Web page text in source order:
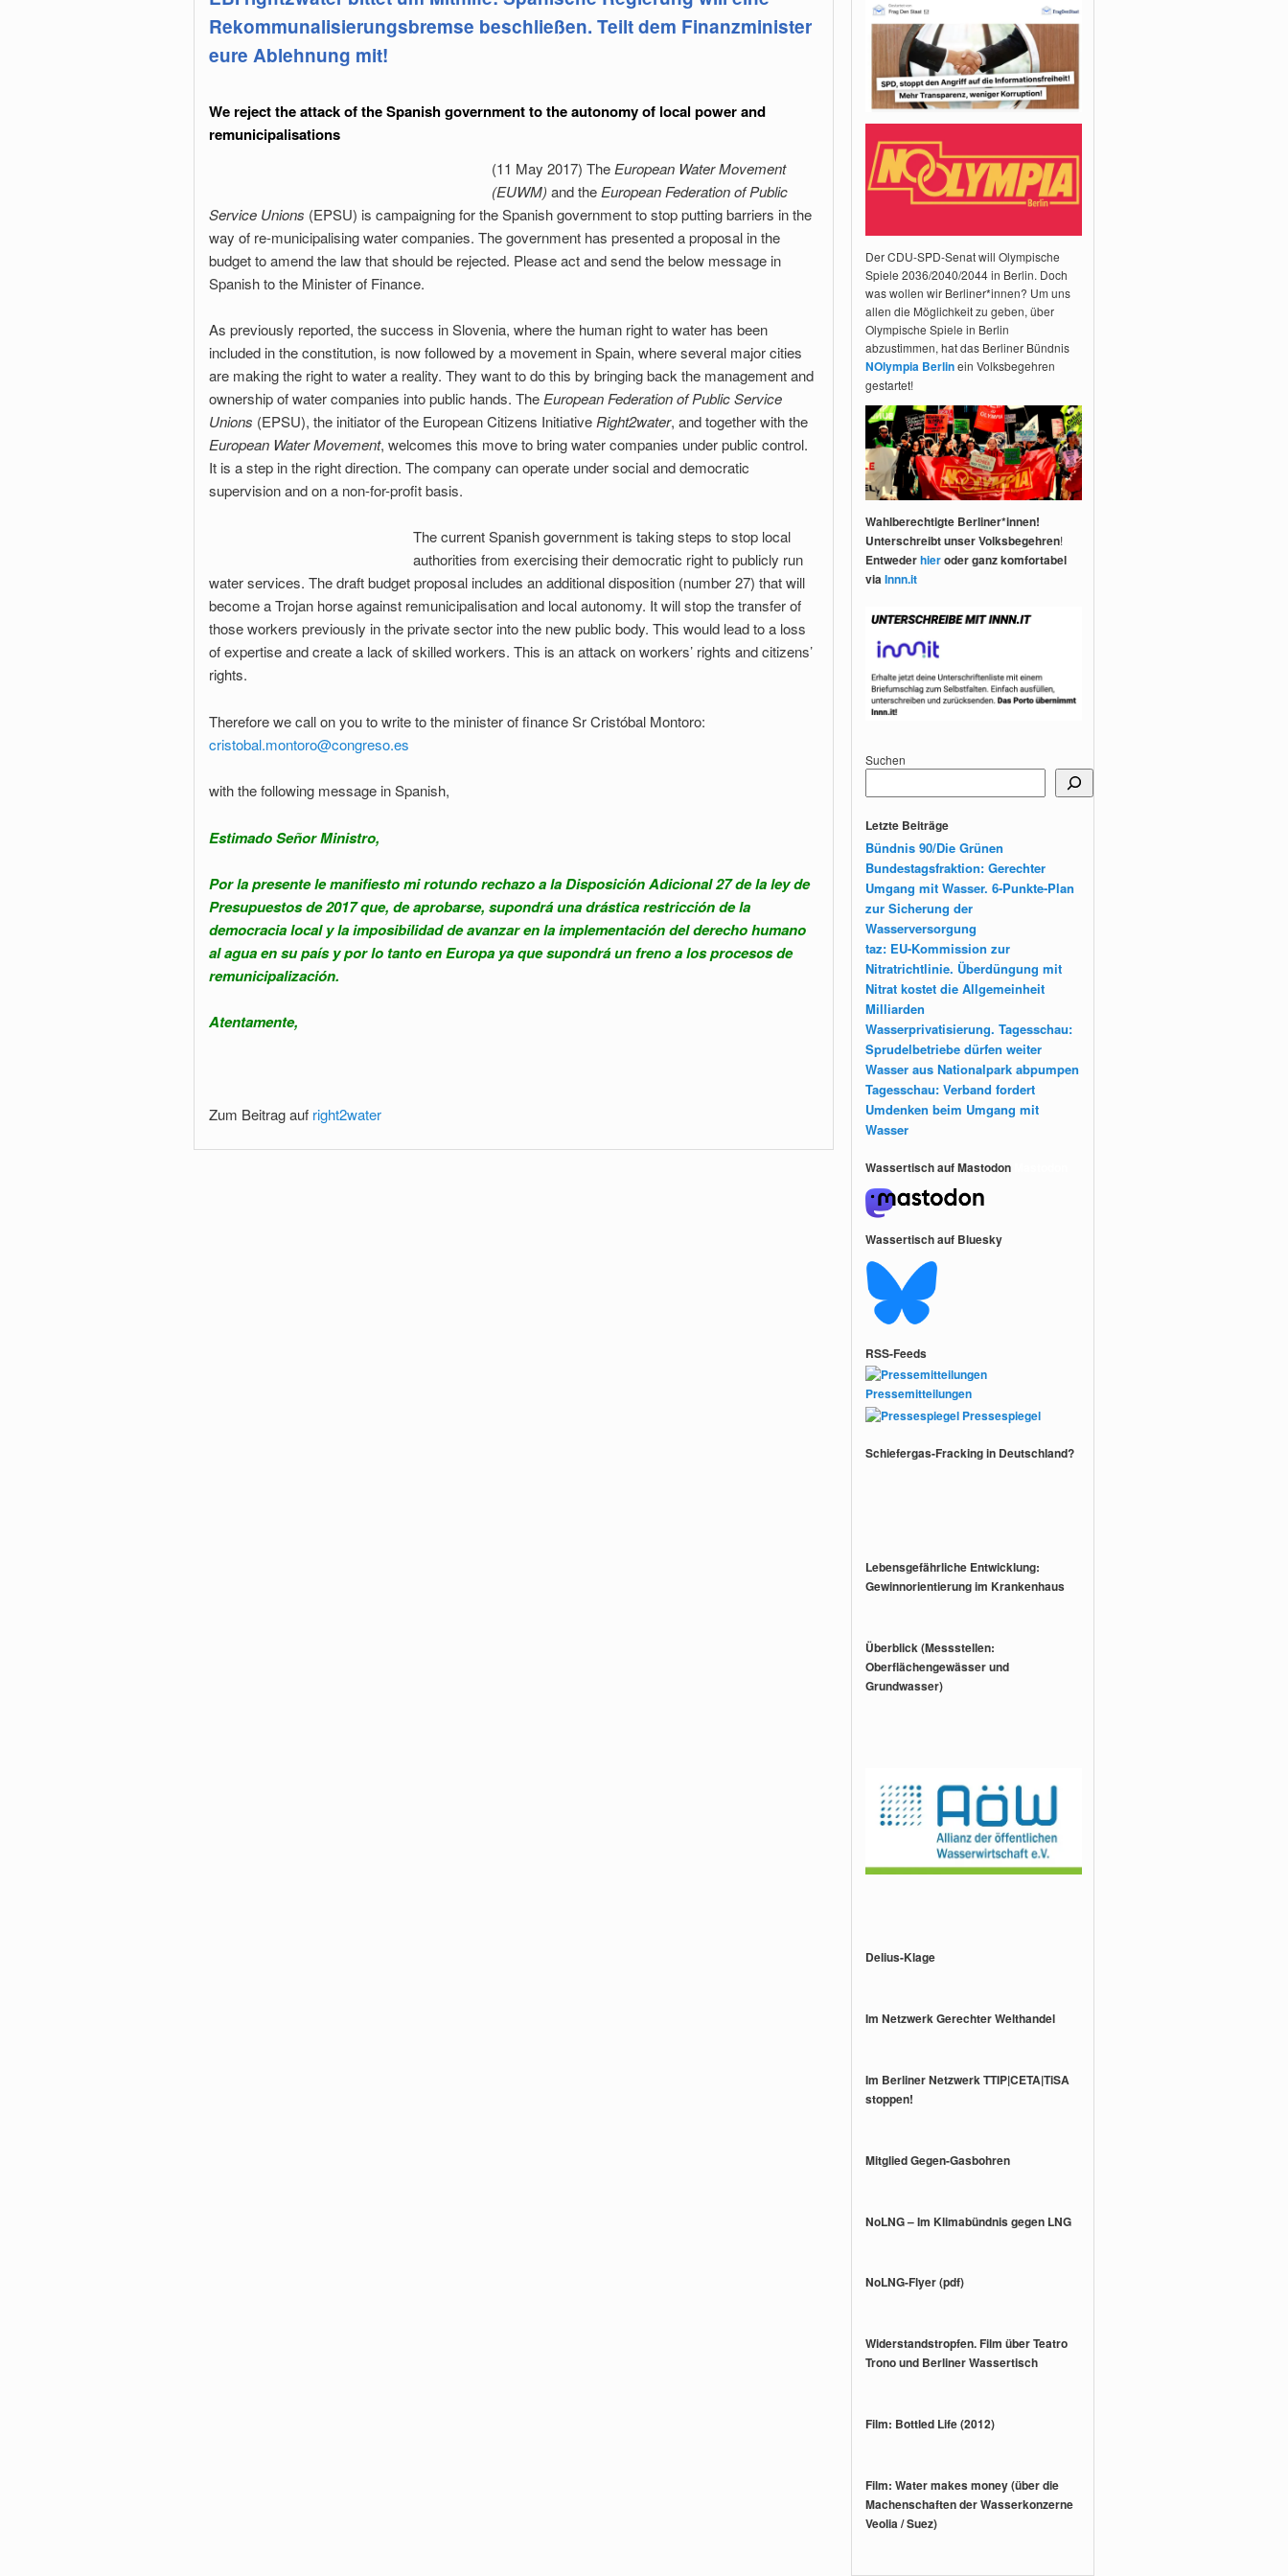
Rekommunalisierungsbremse beschließen. Teilt dem Finanzminister
eure Ablehnung mit!
We reject the attack of the Spanish government to the autonomy of local power and
remunicipalisations
(11 May 2017) The European Water Movement
(EUWM) and the European Federation of Public
Service Unions (EPSU) is campaigning for the Spanish government to stop putting barriers in the
way of re-municipalising water companies. The government has presented a proposal in the
budget to amend the law that should be rejected. Please act and send the below message in
Spanish to the Minister of Finance.
As previously reported, the success in Slovenia, where the human right to water has been
included in the constitution, is now followed by a movement in Spain, where several major cities
are making the right to water a reality. They want to do this by bringing back the management and
ownership of water companies into public hands. The European Federation of Public Service
Unions (EPSU), the initiator of the European Citizens Initiative Right2water, and together with the
European Water Movement, welcomes this move to bring water companies under public control.
It is a step in the right direction. The company can operate under social and democratic
supervision and on a non-for-profit basis.
The current Spanish government is taking steps to stop local
authorities from exercising their democratic right to publicly run
water services. The draft budget proposal includes an additional disposition (number 27) that will
become a Trojan horse against remunicipalisation and local autonomy. It will stop the transfer of
those workers previously in the private sector into the new public body. This would lead to a loss
of expertise and create a lack of skilled workers. This is an attack on workers’ rights and citizens’
rights.
Therefore we call on you to write to the minister of finance Sr Cristóbal Montoro:
cristobal.montoro@congreso.es
with the following message in Spanish,
Estimado Señor Ministro,
Por la presente le manifiesto mi rotundo rechazo a la Disposición Adicional 27 de la ley de
Presupuestos de 2017 que, de aprobarse, supondrá una drástica restricción de la
democracia local y la imposibilidad de avanzar en la implementación del derecho humano
al agua en su país y por lo tanto en Europa ya que supondrá un freno a los procesos de
remunicipalización.
Atentamente,
Zum Beitrag auf right2water
Der CDU-SPD-Senat will Olympische
Spiele 2036/2040/2044 in Berlin. Doch
was wollen wir Berliner*innen? Um uns
allen die Möglichkeit zu geben, über
Olympische Spiele in Berlin
abzustimmen, hat das Berliner Bündnis
NOlympia Berlinein Volksbegehren
gestartet!
Wahlberechtigte Berliner*innen!
Unterschreibt unser Volksbegehren!
Entwederhieroder ganz komfortabel
viaInnn.it
Suchen
Letzte Beiträge
Bündnis 90/Die Grünen
Bundestagsfraktion: Gerechter
Umgang mit Wasser. 6-Punkte-Plan
zur Sicherung der
Wasserversorgung
taz: EU-Kommission zur
Nitratrichtlinie. Überdüngung mit
Nitrat kostet die Allgemeinheit
Milliarden
Wasserprivatisierung. Tagesschau:
Sprudelbetriebe dürfen weiter
Wasser aus Nationalpark abpumpen
Tagesschau: Verband fordert
Umdenken beim Umgang mit
Wasser
Wassertisch auf Mastodon
Wassertisch auf Bluesky
RSS-Feeds
Pressemitteilungen
Pressespiegel
Schiefergas-Fracking in Deutschland?
Lebensgefährliche Entwicklung:
Gewinnorientierung im Krankenhaus
Überblick (Messstellen:
Oberflächengewässer und
Grundwasser)
Delius-Klage
Im Netzwerk Gerechter Welthandel
Im Berliner Netzwerk TTIP|CETA|TiSA
stoppen!
Mitglied Gegen-Gasbohren
NoLNG – Im Klimabündnis gegen LNG
NoLNG-Flyer (pdf)
Widerstandstropfen. Film über Teatro
Trono und Berliner Wassertisch
Film: Bottled Life (2012)
Film: Water makes money (über die
Machenschaften der Wasserkonzerne
Veolia / Suez)